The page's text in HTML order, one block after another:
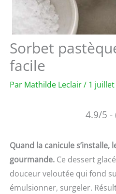
Sorbet
facile
Par Mathilde Leclair/ 1 juillet
4.9/5 -
Quand la canicule
gourmande. Ce dessert
douceur veloutée qui fond
émulsionner, surgeler.